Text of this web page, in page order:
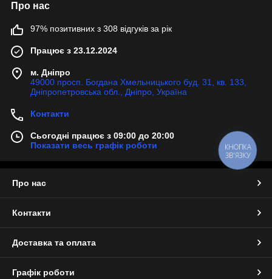
Про нас
97% позитивних з 308 відгуків за рік
Працює з 23.12.2024
м. Дніпро
49000 просп. Богдана Хмельницького буд. 31, кв. 133,
Дніпропетровська обл., Дніпро, Україна
Контакти
Сьогодні працює з 09:00 до 20:00
Показати весь графік роботи
Про нас
Контакти
Доставка та оплата
Графік роботи
КНОПКА
ЗВ'ЯЗКУ